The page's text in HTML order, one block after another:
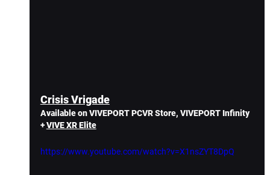
Crisis Vrigade
Available on VIVEPORT PCVR Store, VIVEPORT Infinity
+ VIVE XR Elite
https://www.youtube.com/watch?v=X1nsZYT8DpQ